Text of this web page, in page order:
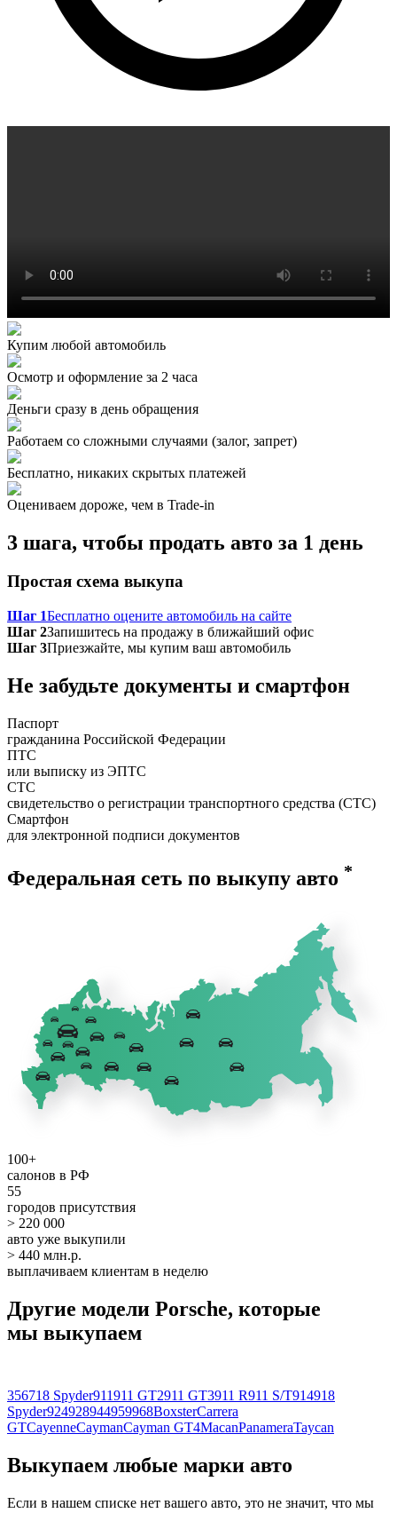
Купим любой автомобиль
Осмотр и оформление за 2 часа
Деньги сразу в день обращения
Работаем со сложными случаями (залог, запрет)
Бесплатно, никаких скрытых платежей
Оцениваем дороже, чем в Trade‑in
3 шага, чтобы продать авто за 1 день
Простая схема выкупа
Шаг 1Бесплатно оцените автомобиль на сайте
Шаг 2Запишитесь на продажу в ближайший офис
Шаг 3Приезжайте, мы купим ваш автомобиль
Не забудьте документы и смартфон
Паспорт
гражданина Российской Федерации
ПТС
или выписку из ЭПТС
СТС
свидетельство о регистрации транспортного средства (СТС)
Смартфон
для электронной подписи документов
Федеральная сеть по выкупу авто *
100+
салонов в РФ
55
городов присутствия
> 220 000
авто уже выкупили
> 440 млн.р.
выплачиваем клиентам в неделю
Другие модели Porsche, которые
мы выкупаем
356718 Spyder911911 GT2911 GT3911 R911 S/T914918
Spyder924928944959968BoxsterCarrera
GTCayenneCaymanCayman GT4MacanPanameraTaycan
Выкупаем любые марки авто
Если в нашем списке нет вашего авто, это не значит, что мы